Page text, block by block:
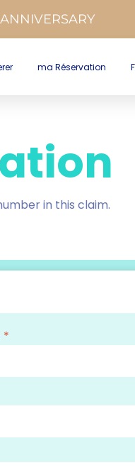
ma Réservation
in this claim.
*